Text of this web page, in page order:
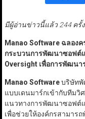
มีผู้อ่านข่าวนี้แล้ว 244 ครั้ง
Manao Software ฉลองค
กระบวนการพัฒนาซอฟต์แ
Oversight เพื่อการพัฒนา
Manao Softwareบริษัทพั
แบบเดนมาร์กเข้ากับทีมวิ
แนวทางการพัฒนาซอฟต์แ
เพื่อช่วยให้องค์กรสามาร